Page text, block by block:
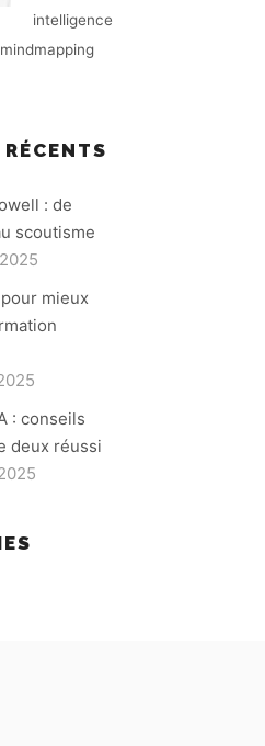
intelligence
: de
scoutisme
mieux
: conseils
deux réussi